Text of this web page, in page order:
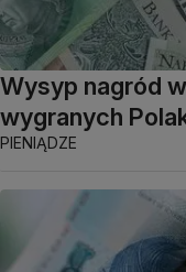
Wysyp nagród
wygranych
PIENIĄDZE